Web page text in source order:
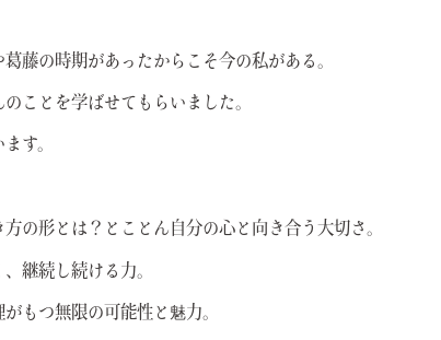
藤の時期があったからこそ今の私がある。
ことを学ばせてもらいました。
す。
の形とは？とことん自分の心と向き合う大切さ。
継続し続ける力。
もつ無限の可能性と魅力。